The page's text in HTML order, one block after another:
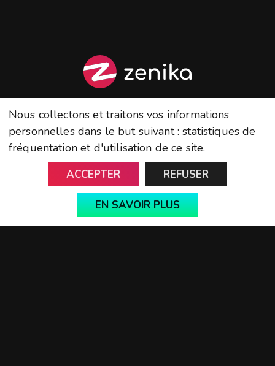
Nous collectons et traitons vos informations
personnelles dans le but suivant :statistiques de
fréquentation et d'utilisation de ce site.
ACCEPTER REFUSER
EN SAVOIR PLUS
LinkedIn
Twitter
Instagram
Youtube
Medium